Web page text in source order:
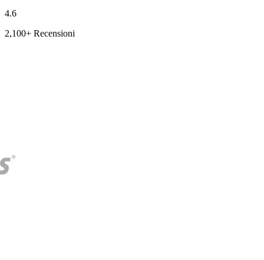
4.6
2,100+ Recensioni